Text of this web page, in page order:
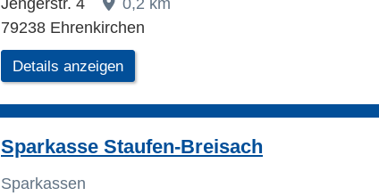
Jengerstr. 4
0,2 km
79238 Ehrenkirchen
Details anzeigen
Sparkasse Staufen-Breisach
Sparkassen